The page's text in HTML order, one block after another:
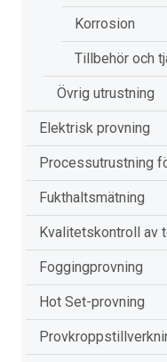
Korrosion
Tillbehör och
Övrig utrustning
Elektrisk provning
Processutrustning
Fukthaltsmätning
Kvalitetskontroll av
Foggingprovning
Hot Set-provning